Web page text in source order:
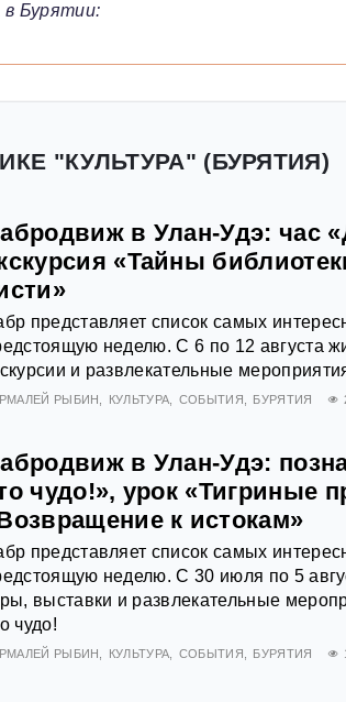
в Бурятии:
"КУЛЬТУРА" (БУРЯТИЯ)
в Улан-Удэ: час
«Тайны
представляет список самых
неделю. С 6 по 12 августа
и развлекательные
РЫБИН КУЛЬТУРА СОБЫТИЯ БУРЯТИЯ
в Улан-Удэ:
чудо!», урок «Тигриные
к истокам»
представляет список самых
неделю. С 30 июля по 5
выставки и развлекательные
чудо!
РЫБИН КУЛЬТУРА СОБЫТИЯ БУРЯТИЯ